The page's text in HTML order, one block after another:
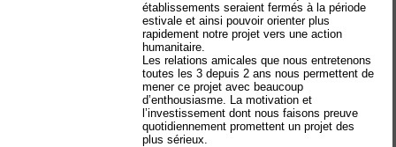
établissements seraient fermés à la période
estivale et ainsi pouvoir orienter plus
rapidement notre projet vers une action
humanitaire.
Les relations amicales que nous entretenons
toutes les 3 depuis 2 ans nous permettent de
mener ce projet avec beaucoup
d’enthousiasme. La motivation et
l’investissement dont nous faisons preuve
quotidiennement promettent un projet des
plus sérieux.